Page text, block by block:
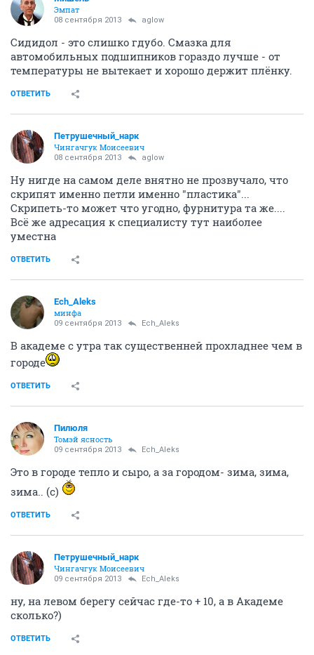
Эмпат
08 сентября 2013 aglow
Сидидол - это слишко гдубо. Смазка для
автомобильных подшипников гораздо лучше - от
температуры не вытекает и хорошо держит плёнку.
ОТВЕТИТЬ
Петрушечный_нарк
Чингачгук Моисеевич
08 сентября 2013 aglow
Ну нигде на самом деле внятно не прозвучало, что
скрипят именно петли именно "пластика"...
Скрипеть-то может что угодно, фурнитура та же....
Всё же адресация к специалисту тут наиболее
уместна
ОТВЕТИТЬ
Ech_Aleks
минфа
09 сентября 2013 Ech_Aleks
В академе с утра так существенней прохладнее чем в
городе
ОТВЕТИТЬ
Пилюля
Томэй ясность
09 сентября 2013 Ech_Aleks
Это в городе тепло и сыро, а за городом- зима, зима,
зима.. (с)
ОТВЕТИТЬ
Петрушечный_нарк
Чингачгук Моисеевич
09 сентября 2013 Ech_Aleks
ну, на левом берегу сейчас где-то + 10, а в Академе
сколько?)
ОТВЕТИТЬ